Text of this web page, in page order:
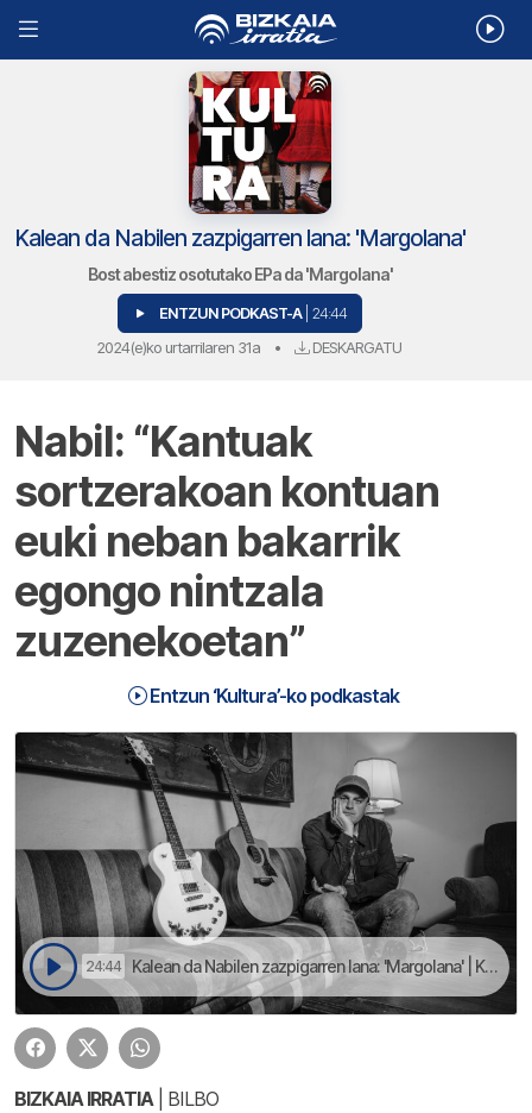
Kalean da Nabilen zazpigarren lana: 'Margolana'
Bost abestiz osotutako EPa da 'Margolana'
ENTZUN PODKAST-A | 24:44
2024(e)ko urtarrilaren 31a • DESKARGATU
Nabil: “Kantuak
sortzerakoan kontuan
euki neban bakarrik
egongo nintzala
zuzenekoetan”
Entzun ‘Kultura’-ko podkastak
24:44 Kalean da Nabilen zazpigarren lana: 'Margolana' | Kultura
BIZKAIA IRRATIA| BILBO